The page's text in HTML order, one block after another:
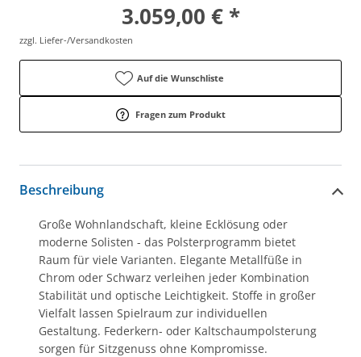
3.059,00 € *
zzgl. Liefer-/Versandkosten
Auf die Wunschliste
Fragen zum Produkt
Beschreibung
Große Wohnlandschaft, kleine Ecklösung oder
moderne Solisten - das Polsterprogramm bietet
Raum für viele Varianten. Elegante Metallfüße in
Chrom oder Schwarz verleihen jeder Kombination
Stabilität und optische Leichtigkeit. Stoffe in großer
Vielfalt lassen Spielraum zur individuellen
Gestaltung. Federkern- oder Kaltschaumpolsterung
sorgen für Sitzgenuss ohne Kompromisse.